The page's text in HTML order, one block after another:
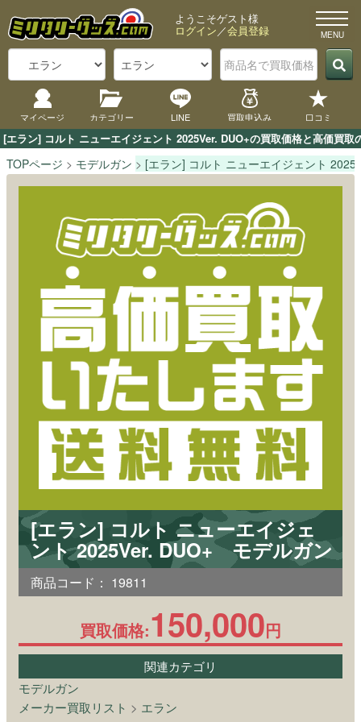
[エラン] コルト ニューエイジェント 2025Ver. DUO+の買取価格と高価買
ようこそゲスト様
ログイン／会員登録
マイページ カテゴリー LINE 買取申込み 口コミ
TOPページ モデルガン [エラン] コルト ニューエイジェント
[エラン] コルト ニューエイジェ
ント 2025Ver. DUO+ モデルガン
商品コード： 19811
買取価格:150,000円
関連カテゴリ
モデルガン
メーカー買取リスト > エラン